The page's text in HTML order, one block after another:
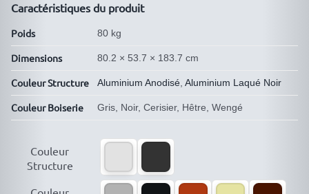
Caractéristiques du produit
Poids 80 kg
Dimensions 80.2 × 53.7 × 183.7 cm
Couleur Structure Aluminium Anodisé, Aluminium Laqué Noir
Couleur Boiserie Gris, Noir, Cerisier, Hêtre, Wengé
Couleur
Structure